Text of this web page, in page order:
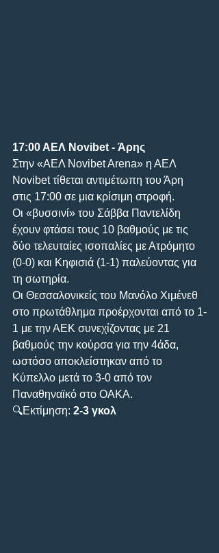
17:00 ΑΕΛ Novibet - Άρης
Στην «ΑΕΛ Novibet Arena» η ΑΕΛ
Novibet τίθεται αντιμέτωπη του Άρη
στις 17:00 σε μια κρίσιμη στροφή.
Οι «βυσσινί» του Σάββα Παντελίδη
έχουν φτάσει τους 10 βαθμούς με τις
δύο τελευταίες ισοπαλίες με Ατρόμητο
(0-0) και Κηφισιά (1-1) παλεύοντας για
τη σωτηρία.
Οι Θεσσαλονικείς του Μανόλο Χιμένεθ
στο πρωτάθλημα προέρχονται από το 1-
1 με την ΑΕΚ συνεχίζοντας με 21
βαθμούς την κούρσα για την 4άδα,
ωστόσο αποκλείστηκαν από το
Κύπελλο μετά το 3-0 από τον
Παναθηναϊκό στο ΟΑΚΑ.
🔍Εκτίμηση: 2-3 γκολ